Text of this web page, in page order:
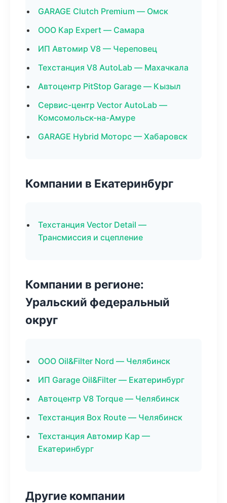
GARAGE Clutch Premium — Омск
ООО Кар Expert — Самара
ИП Автомир V8 — Череповец
Техстанция V8 AutoLab — Махачкала
Автоцентр PitStop Garage — Кызыл
Сервис-центр Vector AutoLab —
Комсомольск-на-Амуре
GARAGE Hybrid Моторс — Хабаровск
Компании в Екатеринбург
Техстанция Vector Detail —
Трансмиссия и сцепление
Компании в регионе:
Уральский федеральный
округ
ООО Oil&Filter Nord — Челябинск
ИП Garage Oil&Filter — Екатеринбург
Автоцентр V8 Torque — Челябинск
Техстанция Box Route — Челябинск
Техстанция Автомир Кар —
Екатеринбург
Другие компании